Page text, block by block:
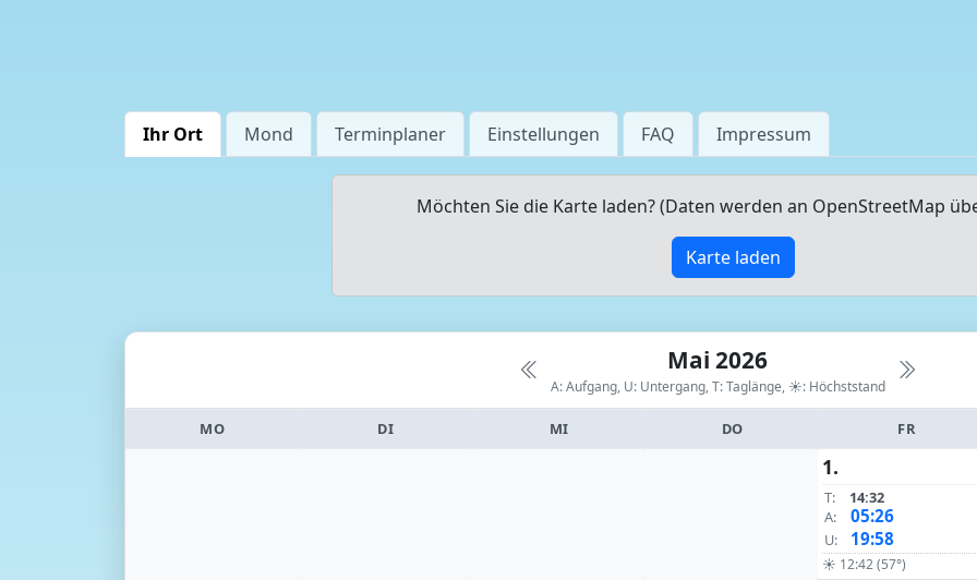
Ihr Ort Mond Terminplaner Einstellungen FAQ Impressum
Möchten Sie die Karte laden? (Daten werden an OpenStreetMap
Karte laden
Mai 2026
A: Aufgang, U: Untergang, T: Taglänge, ☀: Höchststand
MO DI MI DO FR
1.
T:
14:32
A:
05:26
U: 19:58
☀ 12:42 (57°)